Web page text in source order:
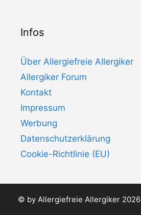
Infos
Über Allergiefreie Allergiker
Allergiker Forum
Kontakt
Impressum
Werbung
Datenschutzerklärung
Cookie-Richtlinie (EU)
© by Allergiefreie Allergiker 2026